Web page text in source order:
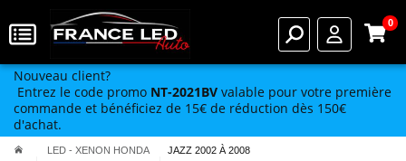
0
Nouveau client?
Entrez le code promo NT-2021BV valable pour votre première
commande et bénéficiez de 15€ de réduction dès 150€
d'achat.
LED - XENON HONDA JAZZ 2002 À 2008